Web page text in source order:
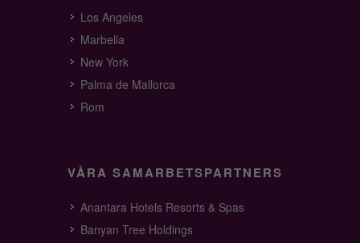
Los Angeles
Marbella
New York
Palma de Mallorca
Rom
VÅRA SAMARBETSPARTNERS
Anantara Hotels Resorts & Spas
Banyan Tree Holdings